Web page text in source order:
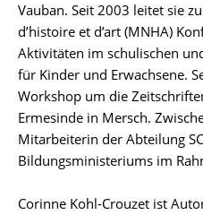
Vauban. Seit 2003 leitet sie
d’histoire et d’art (MNHA)
Aktivitäten im schulischen
für Kinder und Erwachsene.
Workshop um die
Ermesinde in Mersch.
Mitarbeiterin der Abteilung
Bildungsministeriums im
Corinne Kohl-Crouzet ist